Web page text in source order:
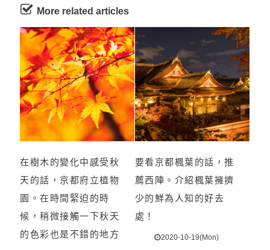
More related articles
在樹木的變化中感受秋
天的話，京都府立植物
園。在時間緊迫的時
候，稍微接觸一下秋天
的色彩也是不錯的地方
要看京都楓葉的話，推
薦西陣。介紹楓葉擁擠
少的鮮為人知的好去
處！
2020-10-19(Mon)